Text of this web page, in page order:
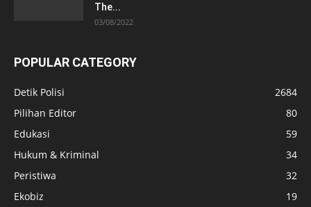
The...
03/08/2022
POPULAR CATEGORY
Detik Polisi
2684
Pilihan Editor
80
Edukasi
59
Hukum & Kriminal
34
Peristiwa
32
Ekobiz
19